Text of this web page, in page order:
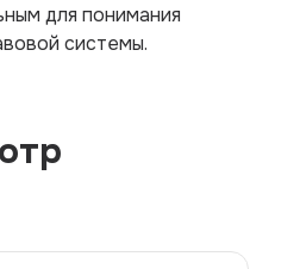
для понимания
системы.